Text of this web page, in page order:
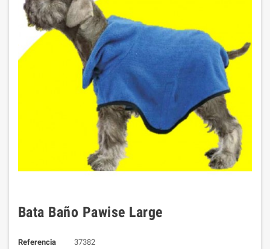
Bata Baño Pawise Large
Referencia
37382